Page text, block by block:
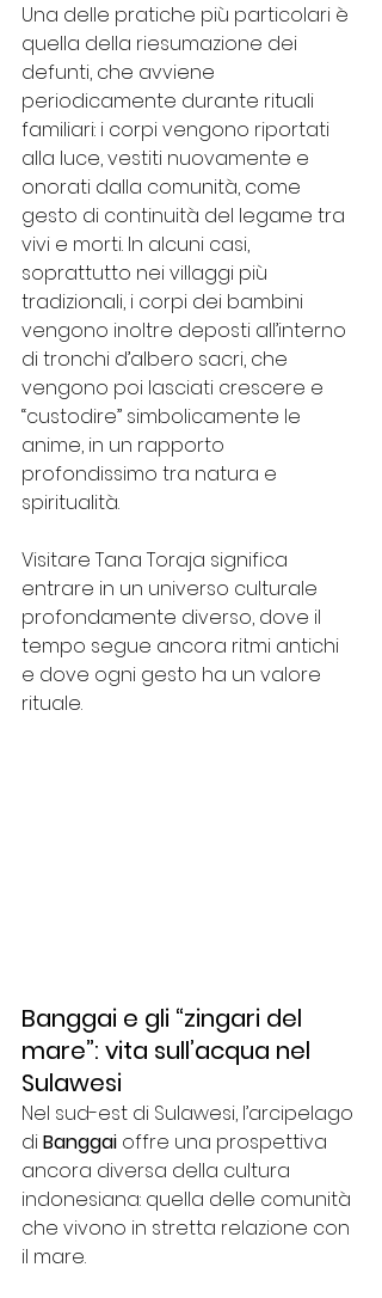
Una delle pratiche più particolari è
quella della riesumazione dei
defunti, che avviene
periodicamente durante rituali
familiari: i corpi vengono riportati
alla luce, vestiti nuovamente e
onorati dalla comunità, come
gesto di continuità del legame tra
vivi e morti. In alcuni casi,
soprattutto nei villaggi più
tradizionali, i corpi dei bambini
vengono inoltre deposti all’interno
di tronchi d’albero sacri, che
vengono poi lasciati crescere e
“custodire” simbolicamente le
anime, in un rapporto
profondissimo tra natura e
spiritualità.
Visitare Tana Toraja significa
entrare in un universo culturale
profondamente diverso, dove il
tempo segue ancora ritmi antichi
e dove ogni gesto ha un valore
rituale.
Banggai e gli “zingari del
mare”: vita sull’acqua nel
Sulawesi
Nel sud-est di Sulawesi, l’arcipelago
di Banggai offre una prospettiva
ancora diversa della cultura
indonesiana: quella delle comunità
che vivono in stretta relazione con
il mare.